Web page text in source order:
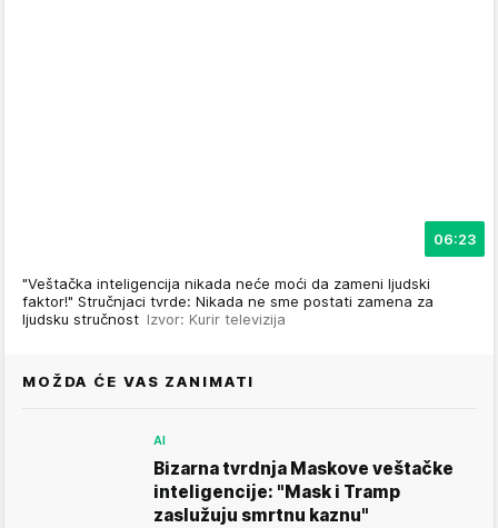
06:23
"Veštačka inteligencija nikada neće moći da zameni ljudski
faktor!" Stručnjaci tvrde: Nikada ne sme postati zamena za
ljudsku stručnost Izvor: Kurir televizija
MOŽDA ĆE VAS ZANIMATI
AI
Bizarna tvrdnja Maskove veštačke
inteligencije: "Mask i Tramp
zaslužuju smrtnu kaznu"